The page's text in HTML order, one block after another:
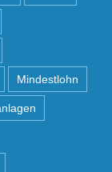
Mindestlohn